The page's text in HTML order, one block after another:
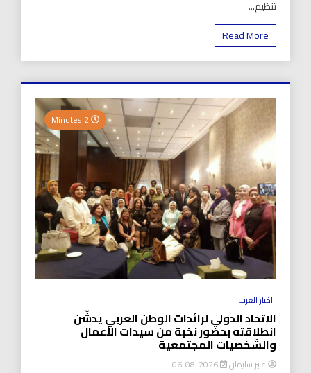
تنظيم...
Read More
اخبار العرب
الاتحاد الدولي لرائدات الوطن العربي يدشّن
انطلاقته بحضور نخبة من سيدات الأعمال
والشخصيات المجتمعية
عبير سليمان 2026-08-06